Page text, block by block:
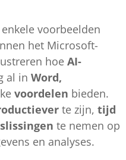
voorbeelden
het Microsoft-
hoe AI-
al in Word,
voordelen bieden.
te zijn, tijd
te nemen op
en analyses.